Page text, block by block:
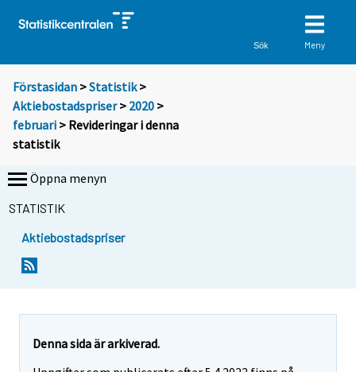
Sök Meny
Förstasidan >Statistik >
Aktiebostadspriser> 2020 >
februari > Revideringar i denna
statistik
Öppna menyn
STATISTIK
Aktiebostadspriser
Denna sida är arkiverad.